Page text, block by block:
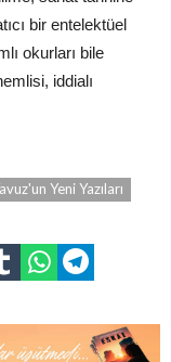
bir entelektüel
okurları bile
iddialı
Yeni Yazıları